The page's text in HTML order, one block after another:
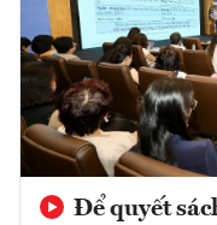
Để quyết